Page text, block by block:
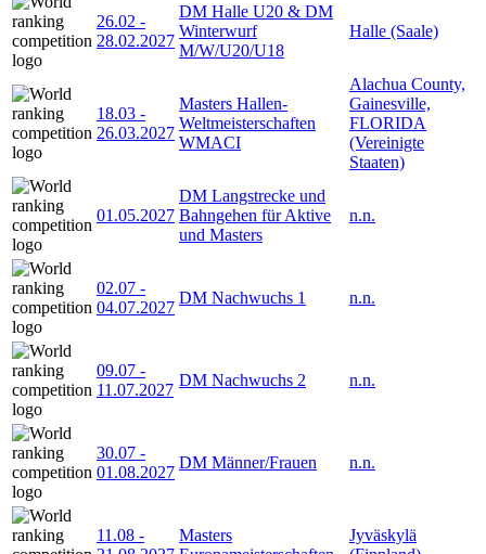
26.02 -
28.02.2027
DM Halle U20 & DM
Winterwurf
M/W/U20/U18
Halle (Saale)
18.03 -
26.03.2027
Masters Hallen-
Weltmeisterschaften
WMACI
Alachua County,
Gainesville,
FLORIDA
(Vereinigte
Staaten)
01.05.2027
DM Langstrecke und
Bahngehen für Aktive
und Masters
n.n.
02.07 -
04.07.2027
DM Nachwuchs 1 n.n.
09.07 -
11.07.2027
DM Nachwuchs 2 n.n.
30.07 -
01.08.2027
DM Männer/Frauen n.n.
11.08 -
Masters
Jyväskylä